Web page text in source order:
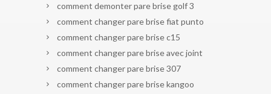
comment demonter pare brise golf 3
comment changer pare brise fiat punto
comment changer pare brise c15
comment changer pare brise avec joint
comment changer pare brise 307
comment changer pare brise kangoo